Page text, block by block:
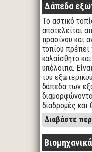
Δάπεδα
Tο αστικό
αποτελείται
πρασίνου και
τοπίου πρέπει
καλαίσθητο
υπόλοιπα.
του
δάπεδα των
διαδρομές και
Διαβάστε